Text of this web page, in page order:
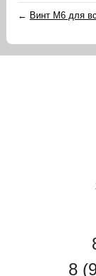
← Винт М6 для
8